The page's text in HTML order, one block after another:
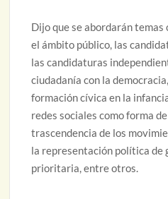
Dijo que se abordarán
el ámbito público, las
las candidaturas
ciudadanía con la
formación cívica en la
redes sociales como forma
trascendencia de los
la representación política de
prioritaria, entre otros.